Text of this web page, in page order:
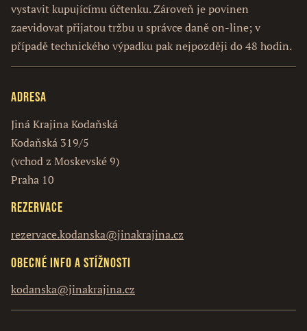
vystavit kupujícímu účtenku. Zároveň je povinen
zaevidovat přijatou tržbu u správce daně on-line; v
případě technického výpadku pak nejpozději do 48 hodin.
Adresa
Jiná Krajina Kodaňská
Kodaňská 319/5
(vchod z Moskevské 9)
Praha 10
Rezervace
rezervace.kodanska@jinakrajina.cz
Obecné info a stížnosti
kodanska@jinakrajina.cz